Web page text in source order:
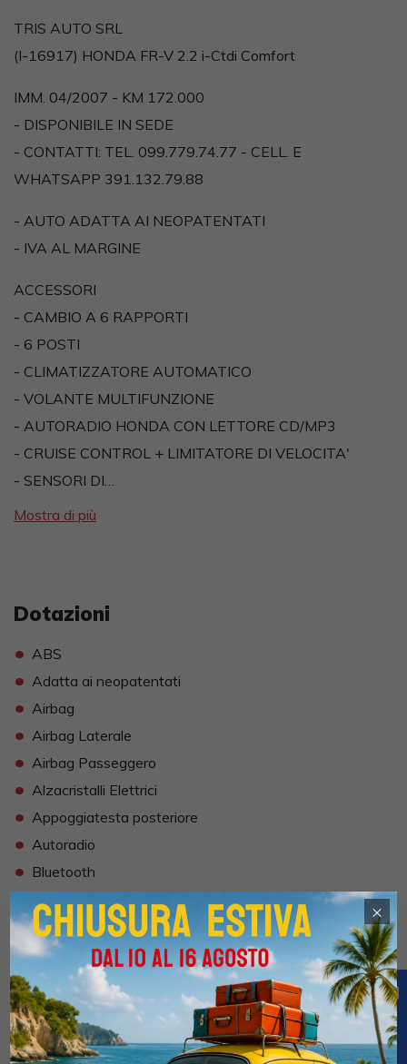
TRIS AUTO SRL
(I-16917) HONDA FR-V 2.2 i-Ctdi Comfort
IMM. 04/2007 - KM 172.000
- DISPONIBILE IN SEDE
- CONTATTI: TEL. 099.779.74.77 - CELL. E
WHATSAPP 391.132.79.88
- AUTO ADATTA AI NEOPATENTATI
- IVA AL MARGINE
ACCESSORI
- CAMBIO A 6 RAPPORTI
- 6 POSTI
- CLIMATIZZATORE AUTOMATICO
- VOLANTE MULTIFUNZIONE
- AUTORADIO HONDA CON LETTORE CD/MP3
- CRUISE CONTROL + LIMITATORE DI VELOCITA'
- SENSORI DI…
Mostra di più
Dotazioni
• ABS
• Adatta ai neopatentati
• Airbag
• Airbag Laterale
• Airbag Passeggero
• Alzacristalli Elettrici
• Appoggiatesta posteriore
• Autoradio
• Bluetooth
• Cerchi in Lega
• Climatizzatore Automatico
• Comandi al volante
• Computer Bordo
• Correttore assetto fari
• Cruise Control
×